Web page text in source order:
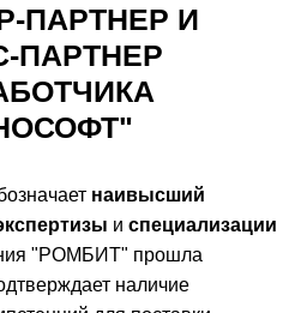
ПАРТНЕР И
ПАРТНЕР
наивысший
и специализации
"РОМБИТ" прошла
наличие